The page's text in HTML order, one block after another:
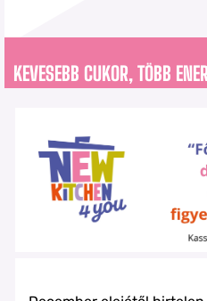
KEVESEBB CUKOR, TÖBB